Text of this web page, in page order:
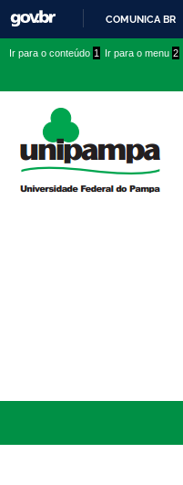
COMUNICA BR
conteúdo
menu
superior
menu
Ir para o conteúdo 1 Ir para o menu 2